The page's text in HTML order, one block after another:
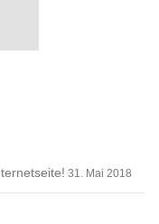
31. Mai 2018